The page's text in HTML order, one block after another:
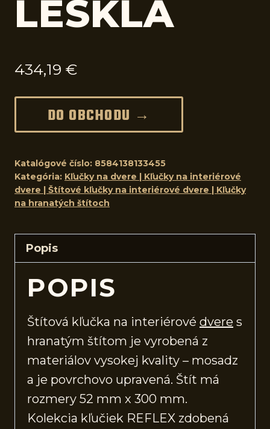
LESKLÁ
434,19 €
DO OBCHODU →
Katalógové číslo: 8584138133455
Kategória: Kľučky na dvere | Kľučky na interiérové
dvere | Štítové kľučky na interiérové dvere | Kľučky
na hranatých štítoch
Popis
POPIS
Štítová kľučka na interiérové dvere s
hranatým štítom je vyrobená z
materiálov vysokej kvality – mosadz
a je povrchovo upravená. Štít má
rozmery 52 mm x 300 mm.
Kolekcia kľučiek REFLEX zdobená